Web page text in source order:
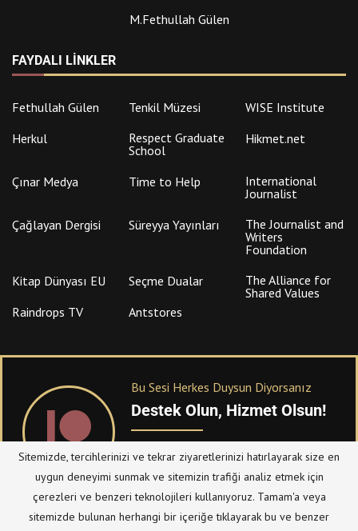
M.Fethullah Gülen
FAYDALI LINKLER
Fethullah Gülen Tenkil Müzesi
WISE Institute
Herkul
Respect Graduate
School
Hikmet.net
Çınar Medya Time to Help
International
Journalist
Çağlayan Dergisi
Süreyya Yayınları
The Journalist and
Writers
Foundation
Kitap Dünyası EU
Seçme Dualar
The Alliance for
Shared Values
Raindrops TV
Antstores
Bu Sesi Herkes Duysun Diyorsanız
Destek Olun, Hizmet Olsun!
PATREONüzerinden sitemize bağışta
bulanabilirsiniz.
Sitemizde, tercihlerinizi ve tekrar ziyaretlerinizi hatırlayarak size en
uygun deneyimi sunmak ve sitemizin trafiği analiz etmek için
çerezleri ve benzeri teknolojileri kullanıyoruz. Tamam'a veya
sitemizde bulunan herhangi bir içeriğe tıklayarak bu ve benzer